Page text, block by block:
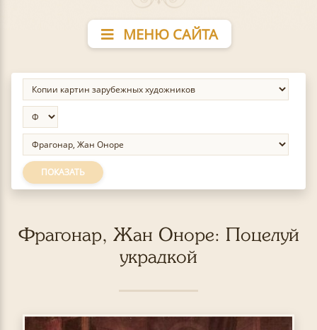
МЕНЮ САЙТА
ПОКАЗАТЬ
Фрагонар, Жан Оноре: Поцелуй
украдкой